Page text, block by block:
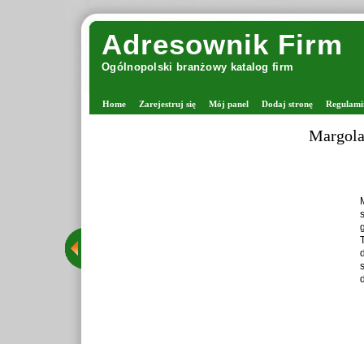
Adresownik Firm
Ogólnopolski branżowy katalog firm
Home Zarejestruj się Mój panel Dodaj stronę